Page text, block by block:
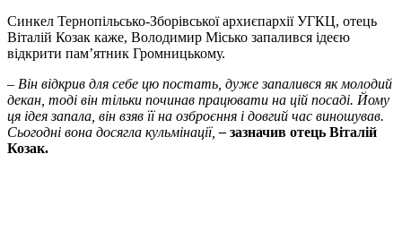
Синкел Тернопільсько-Зборівської архиєпархії УГКЦ, отець
Віталій Козак каже, Володимир Місько запалився ідеєю
відкрити пам’ятник Громницькому.
– Він відкрив для себе цю постать, дуже запалився як молодий
декан, тоді він тільки починав працювати на цій посаді. Йому
ця ідея запала, він взяв її на озброєння і довгий час виношував.
Сьогодні вона досягла кульмінації,– зазначив отець Віталій
Козак.